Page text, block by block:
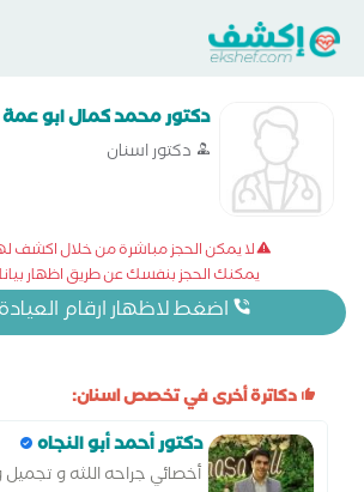
دكتور محمد كمال ابو عمة
دكتور اسنان
لا يمكن الحجز مباشرة من خلال اكشف
يمكنك الحجز بنفسك عن طريق اظهار
اضغط لاظهار ارقام
دكاترة أخرى في تخصص اسنان:
دكتور أحمد أبو النجاه
أخصائي جراحه اللثه و تجميل